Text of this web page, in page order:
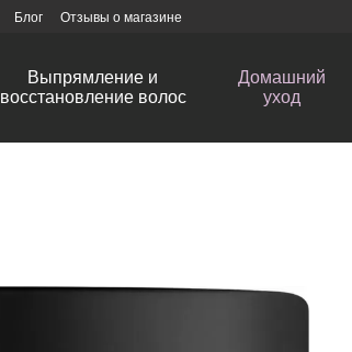
Блог Отзывы о магазине
Выпрямление и
восстановление волос
Домашний
уход